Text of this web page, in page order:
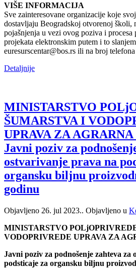
VIŠE INFORMACIJA
Sve zainteresovane organizacije koje
dostavljaju Beogradskoj otvorenoj školi,
pojašnjenja u vezi ovog poziva i procesa
projekata elektronskim putem i to
euresurscentar@bos.rs ili na broj
Detaljnije
MINISTARSTVO
ŠUMARSTVA I
UPRAVA ZA
Javni poziv za
ostvarivanje prava na
organsku biljnu
godinu
Objavljeno 26. jul 2023.. Objavljeno u
MINISTARSTVO
VODOPRIVREDE UPRAVA ZA
Javni poziv za podnošenje zahteva za
podsticaje za organsku biljnu